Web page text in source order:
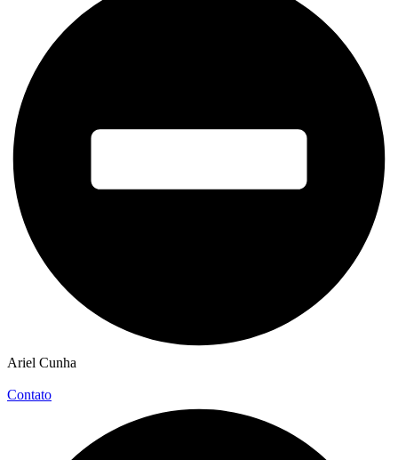
Ariel Cunha
Contato